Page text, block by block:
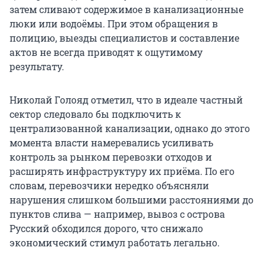
затем сливают содержимое в канализационные
люки или водоёмы. При этом обращения в
полицию, выезды специалистов и составление
актов не всегда приводят к ощутимому
результату.
Николай Голояд отметил, что в идеале частный
сектор следовало бы подключить к
централизованной канализации, однако до этого
момента власти намеревались усиливать
контроль за рынком перевозки отходов и
расширять инфраструктуру их приёма. По его
словам, перевозчики нередко объясняли
нарушения слишком большими расстояниями до
пунктов слива — например, вывоз с острова
Русский обходился дорого, что снижало
экономический стимул работать легально.